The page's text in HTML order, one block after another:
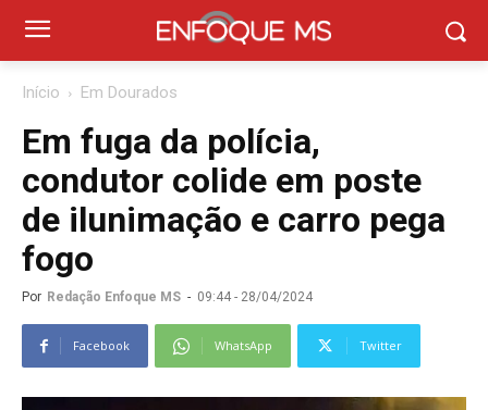
Início Em Dourados
Em fuga da polícia,
condutor colide em poste
de ilunimação e carro pega
fogo
Por Redação Enfoque MS - 09:44 - 28/04/2024
Facebook WhatsApp Twitter